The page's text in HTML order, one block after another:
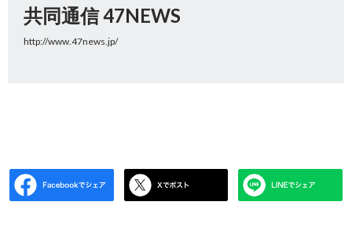
共同通信 47NEWS
http://www.47news.jp/